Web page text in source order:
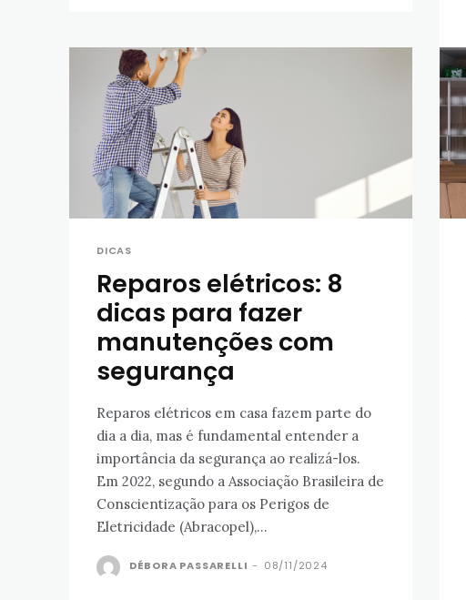
DICAS
Reparos elétricos: 8
dicas para fazer
manutenções com
segurança
Reparos elétricos em casa fazem parte do
dia a dia, mas é fundamental entender a
importância da segurança ao realizá-los.
Em 2022, segundo a Associação Brasileira de
Conscientização para os Perigos de
Eletricidade (Abracopel),...
DÉBORA PASSARELLI - 08/11/2024